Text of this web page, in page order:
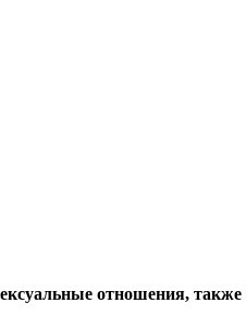
отношения,